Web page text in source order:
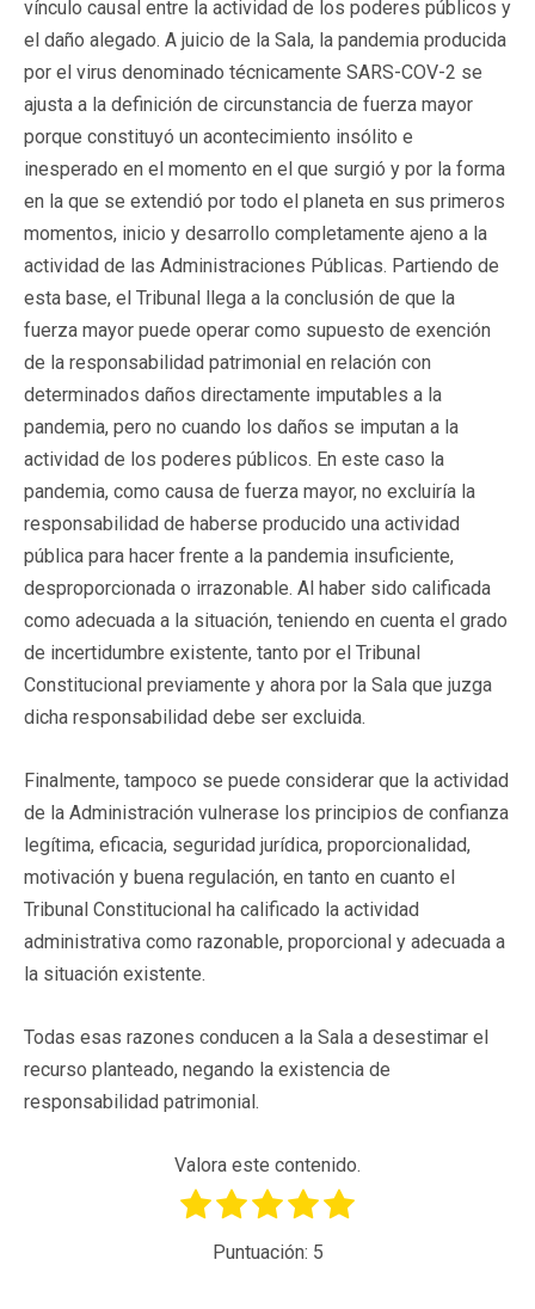
vínculo causal entre la actividad de los poderes públicos y
el daño alegado. A juicio de la Sala, la pandemia producida
por el virus denominado técnicamente SARS-COV-2 se
ajusta a la definición de circunstancia de fuerza mayor
porque constituyó un acontecimiento insólito e
inesperado en el momento en el que surgió y por la forma
en la que se extendió por todo el planeta en sus primeros
momentos, inicio y desarrollo completamente ajeno a la
actividad de las Administraciones Públicas. Partiendo de
esta base, el Tribunal llega a la conclusión de que la
fuerza mayor puede operar como supuesto de exención
de la responsabilidad patrimonial en relación con
determinados daños directamente imputables a la
pandemia, pero no cuando los daños se imputan a la
actividad de los poderes públicos. En este caso la
pandemia, como causa de fuerza mayor, no excluiría la
responsabilidad de haberse producido una actividad
pública para hacer frente a la pandemia insuficiente,
desproporcionada o irrazonable. Al haber sido calificada
como adecuada a la situación, teniendo en cuenta el grado
de incertidumbre existente, tanto por el Tribunal
Constitucional previamente y ahora por la Sala que juzga
dicha responsabilidad debe ser excluida.
Finalmente, tampoco se puede considerar que la actividad
de la Administración vulnerase los principios de confianza
legítima, eficacia, seguridad jurídica, proporcionalidad,
motivación y buena regulación, en tanto en cuanto el
Tribunal Constitucional ha calificado la actividad
administrativa como razonable, proporcional y adecuada a
la situación existente.
Todas esas razones conducen a la Sala a desestimar el
recurso planteado, negando la existencia de
responsabilidad patrimonial.
Valora este contenido.
Puntuación: 5